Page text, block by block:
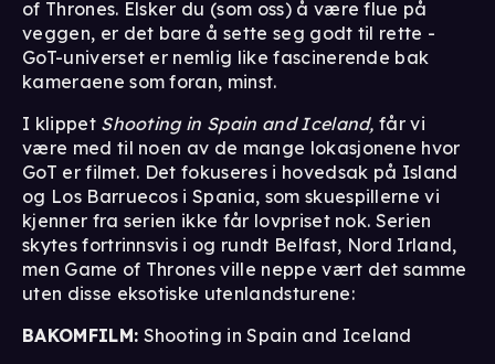
of Thrones. Elsker du (som oss) å være flue på
veggen, er det bare å sette seg godt til rette -
GoT-universet er nemlig like fascinerende bak
kameraene som foran, minst.
I klippet Shooting in Spain and Iceland,får vi
være med til noen av de mange lokasjonene hvor
GoT er filmet. Det fokuseres i hovedsak på Island
og Los Barruecos i Spania, som skuespillerne vi
kjenner fra serien ikke får lovpriset nok. Serien
skytes fortrinnsvis i og rundt Belfast, Nord Irland,
men Game of Thrones ville neppe vært det samme
uten disse eksotiske utenlandsturene:
BAKOMFILM: Shooting in Spain and Iceland